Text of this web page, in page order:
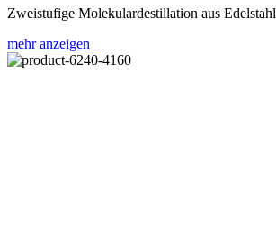
Zweistufige Molekulardestillation aus Edelstahl
mehr anzeigen